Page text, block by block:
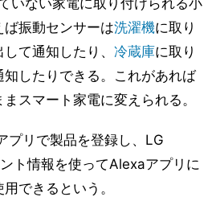
いない家電に取り付けられる小
振動センサーは洗濯機に取り
て通知したり、 冷蔵庫に取り
したりできる。これがあれば
スマート家電に変えられる。
プリで製品を登録し、LG
ト情報を使ってAlexaアプリに
できるという。